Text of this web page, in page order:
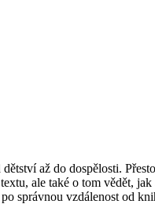
až do dospělosti.
ale také o tom vědět,
správnou vzdálenost od